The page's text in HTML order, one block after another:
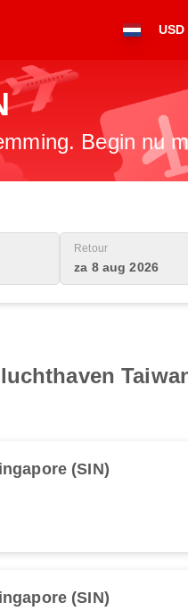
USD
Begin nu
Retour
za 8 aug 2026
(SIN)
(SIN)